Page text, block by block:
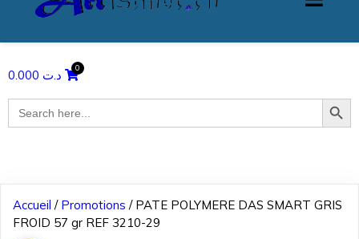
د.ت
Search
for:
Search Button
Accueil / Promotions / PATE POLYMERE DAS SMART GRIS
FROID 57 gr REF 3210-29